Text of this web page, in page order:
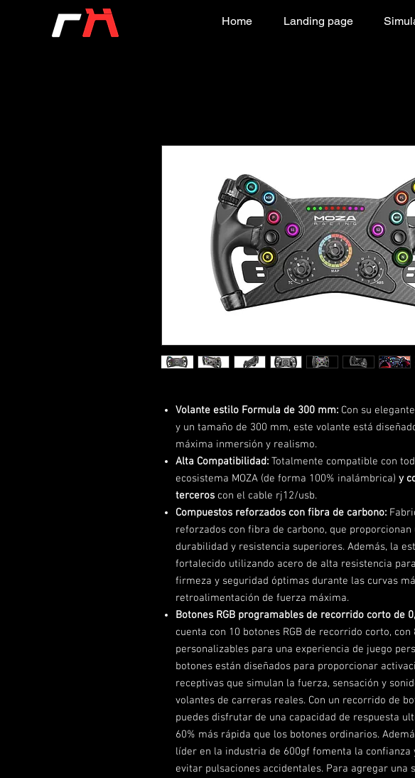
Home Landing page
Volante estilo Formula de 300 mm: Con su
y un tamaño de 300 mm, este volante está
máxima inmersión y realismo.
Alta Compatibilidad: Totalmente compatible con
ecosistema MOZA (de forma 100% inalámbrica) y
terceros con el cable rj12/usb.
Compuestos reforzados con fibra de carbono:
reforzados con fibra de carbono, que proporcionan
durabilidad y resistencia superiores. Además, la
fortalecido utilizando acero de alta resistencia
firmeza y seguridad óptimas durante las curvas
retroalimentación de fuerza máxima.
Botones RGB programables de recorrido corto de
cuenta con 10 botones RGB de recorrido corto, con
personalizables para una experiencia de juego
botones están diseñados para proporcionar
receptivas que simulan la fuerza, sensación y
volantes de carreras reales. Con un recorrido de
puedes disfrutar de una capacidad de respuesta
60% más rápida que los botones ordinarios.
líder en la industria de 600gf fomenta la confianza
evitar pulsaciones accidentales. Para agregar una